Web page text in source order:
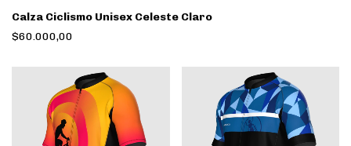
Calza Ciclismo Unisex Celeste Claro
$60.000,00